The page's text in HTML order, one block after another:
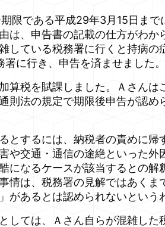
限である平成29年3月15日まで
は、申告書の記載の仕方がわか
している税務署に行くと持病の
に行き、申告を済ませました。
税を賦課しました。Ａさんは
則法の規定で期限後申告が認め
するには、納税者の責めに帰
や交通・通信の途絶といった外
になるケースが該当するとの解
は、税務署の見解ではあくま
あるとは認められないという
ては、Ａさん自らが混雑した